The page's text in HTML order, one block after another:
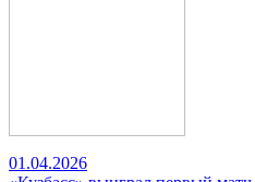
01.04.2026